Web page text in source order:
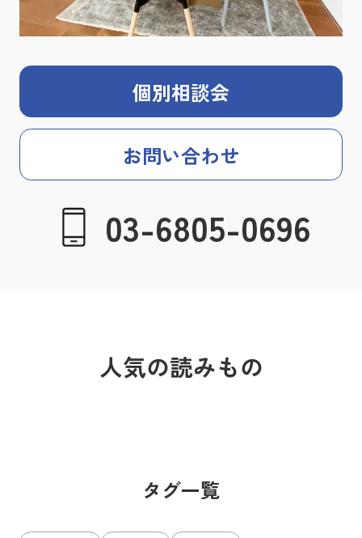
個別相談会
お問い合わせ
03-6805-0696
人気の読みもの
タグ一覧